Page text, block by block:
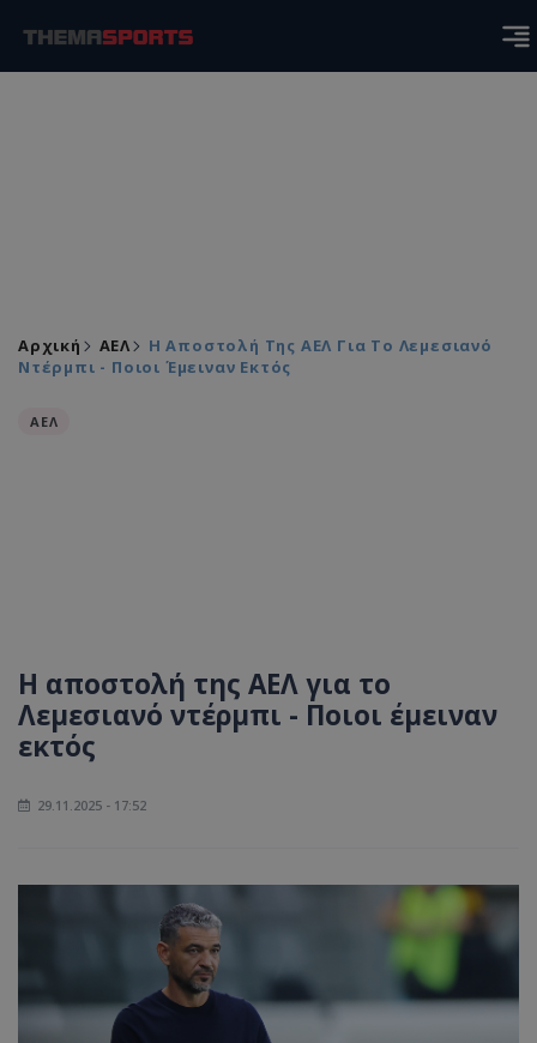
Αρχική ΑΕΛ
Η Αποστολή Της ΑΕΛ Για Το Λεμεσιανό
Ντέρμπι - Ποιοι Έμειναν Εκτός
ΑΕΛ
Η αποστολή της ΑΕΛ για το
Λεμεσιανό ντέρμπι - Ποιοι έμειναν
εκτός
29.11.2025 - 17:52